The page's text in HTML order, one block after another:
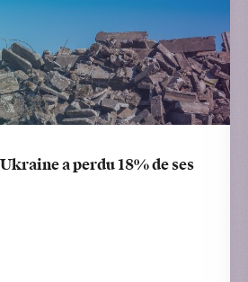
a perdu 18% de ses